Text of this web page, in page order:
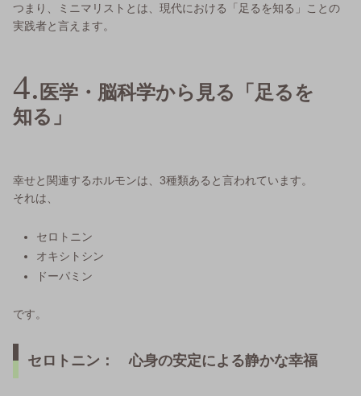
つまり、ミニマリストとは、現代における「足るを知る」ことの
実践者と言えます。
医学・脳科学から見る「足るを
知る」
幸せと関連するホルモンは、3種類あると言われています。
それは、
セロトニン
オキシトシン
ドーパミン
です。
セロトニン： 心身の安定による静かな幸福